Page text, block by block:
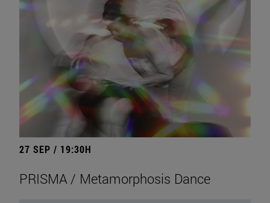
27 SEP / 19:30H
PRISMA / Metamorphosis Dance